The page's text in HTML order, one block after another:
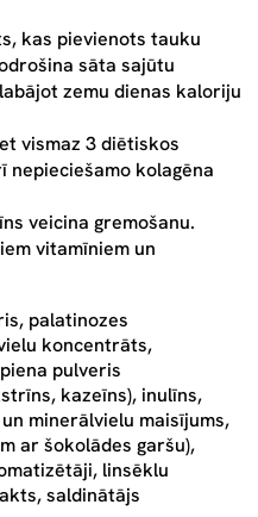
kas pievienots tauku
sāta sajūtu
zemu dienas kaloriju
vismaz 3 diētiskos
kolagēna
veicina gremošanu.
vitamīniem un
palatinozes
koncentrāts,
pulveris
kazeīns), inulīns,
minerālvielu maisījums,
ar šokolādes garšu),
linsēklu
saldinātājs